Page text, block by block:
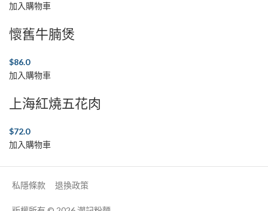
加入購物車
懷舊牛腩煲
$86.0
加入購物車
上海紅燒五花肉
$72.0
加入購物車
私隱條款 退換政策